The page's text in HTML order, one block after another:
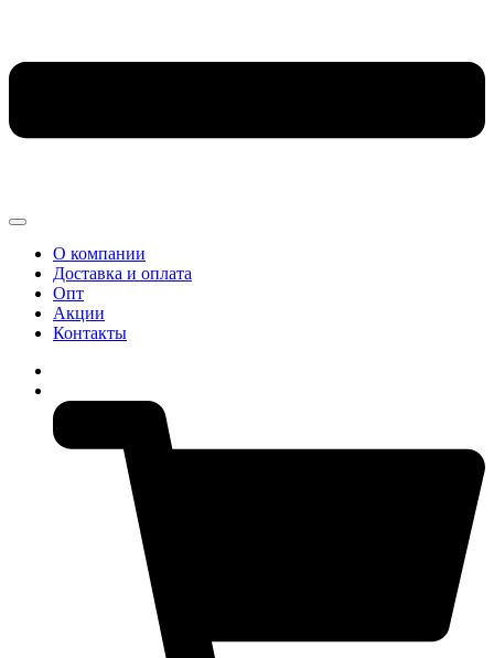
О компании
Доставка и оплата
Опт
Акции
Контакты